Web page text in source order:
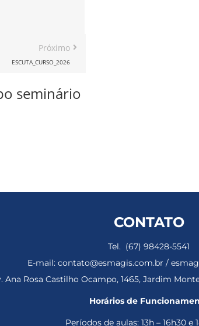
Próximo
ESCUTA_CURSO_2026
seminário
CONTATO
Tel. (67) 98428-5541
E-mail: contato@esmagis.com.br /
Ana Rosa Castilho Ocampo, 1465, Jardim
Horários de
Períodos de aulas: 13h – 16h30 e